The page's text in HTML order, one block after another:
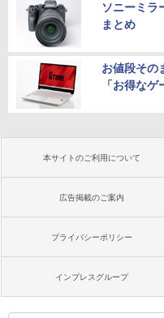
ソニーミラ
まとめ
お値段その
「お得なゲ
本サイトのご利用について
広告掲載のご案内
プライバシーポリシー
インプレスグループ